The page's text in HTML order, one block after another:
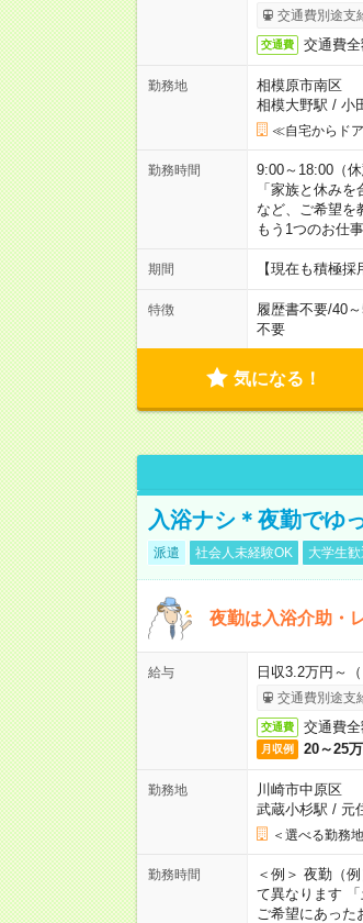
交通費別途支
交通費 交通費
勤務地
相模原市南区
相模大野駅 / 小
≪自宅からド
勤務時間
9:00～18:00（
「家族と休み
など、ご希望を
もう1つのお仕
期間 【現在も積極
特徴 履歴書不要/40
不要
気になる！
入浴ナシ＊夜勤でゆ
派遣 社会人未経験OK 大学生歓
夜勤は入浴介助・
給与 日収3.2万円～
交通費別途支
交通費 交通費
月収例 20～25
勤務地
川崎市中原区
武蔵小杉駅 / 元
＜選べる勤務
勤務時間
＜例＞ 夜勤（
て異なります
ご希望にあっ